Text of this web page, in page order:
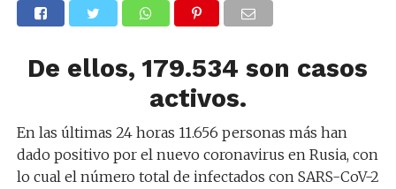
De ellos, 179.534 son casos
activos.
En las últimas 24 horas 11.656 personas más han
dado positivo por el nuevo coronavirus en Rusia, con
lo cual el número total de infectados con SARS-CoV-2